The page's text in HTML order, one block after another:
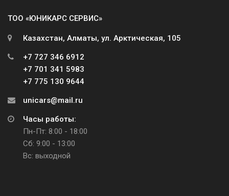
ТОО «ЮНИКАРС СЕРВИС»
Казахстан, Алматы, ул. Арктическая, 105
+7 727 346 6912
+7 701 341 5983
+7 775 130 9644
unicars@mail.ru
Часы работы:
Пн-Пт: 8:00 - 18:00
Сб: 9:00 - 13:00
Вс: выходной